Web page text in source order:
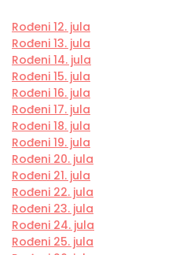
Rođeni 12. jula
Rođeni 13. jula
Rođeni 14. jula
Rođeni 15. jula
Rođeni 16. jula
Rođeni 17. jula
Rođeni 18. jula
Rođeni 19. jula
Rođeni 20. jula
Rođeni 21. jula
Rođeni 22. jula
Rođeni 23. jula
Rođeni 24. jula
Rođeni 25. jula